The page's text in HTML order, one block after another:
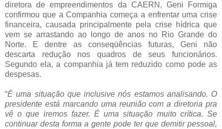
diretora de empreendimentos da CAERN, Geni Formiga
confirmou que a Companhia começa a enfrentar uma crise
financeira, causada principalmente pela crise hídrica que
vem se arrastando ao longo de anos no Rio Grande do
Norte. E dentre as conseqüências futuras, Geni não
descarta redução nos quadros de seus funcionários.
Segundo ela, a companhia já tem reduzido como pode as
despesas.
“É uma situação que inclusive nós estamos analisando. O
presidente está marcando uma reunião com a diretoria pra
vê o que iremos fazer. É uma situação muito crítica. Se
continuar desta forma a gente pode ter que demitir pessoal,